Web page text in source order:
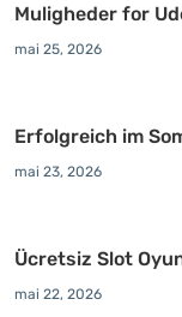
Muligheder for
mai 25, 2026
Erfolgreich im
mai 23, 2026
Ücretsiz Slot
mai 22, 2026